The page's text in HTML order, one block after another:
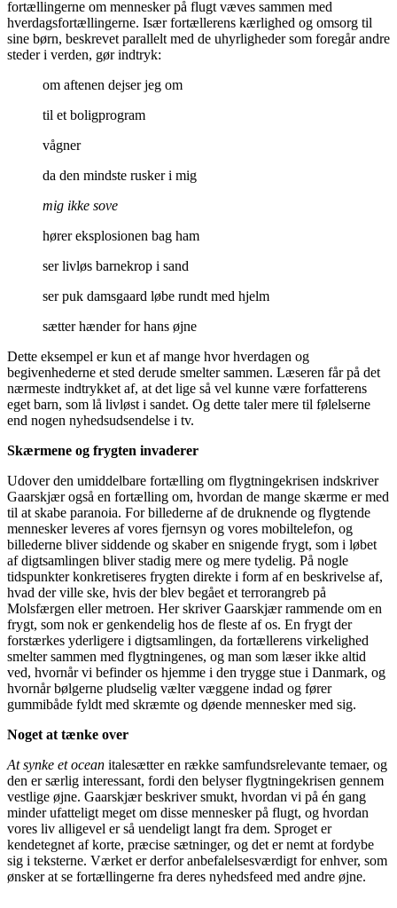
fortællingerne om mennesker på flugt væves sammen med
hverdagsfortællingerne. Især fortællerens kærlighed og omsorg til
sine børn, beskrevet parallelt med de uhyrligheder som foregår andre
steder i verden, gør indtryk:
om aftenen dejser jeg om
til et boligprogram
vågner
da den mindste rusker i mig
mig ikke sove
hører eksplosionen bag ham
ser livløs barnekrop i sand
ser puk damsgaard løbe rundt med hjelm
sætter hænder for hans øjne
Dette eksempel er kun et af mange hvor hverdagen og
begivenhederne et sted derude smelter sammen. Læseren får på det
nærmeste indtrykket af, at det lige så vel kunne være forfatterens
eget barn, som lå livløst i sandet. Og dette taler mere til følelserne
end nogen nyhedsudsendelse i tv.
Skærmene og frygten invaderer
Udover den umiddelbare fortælling om flygtningekrisen indskriver
Gaarskjær også en fortælling om, hvordan de mange skærme er med
til at skabe paranoia. For billederne af de druknende og flygtende
mennesker leveres af vores fjernsyn og vores mobiltelefon, og
billederne bliver siddende og skaber en snigende frygt, som i løbet
af digtsamlingen bliver stadig mere og mere tydelig. På nogle
tidspunkter konkretiseres frygten direkte i form af en beskrivelse af,
hvad der ville ske, hvis der blev begået et terrorangreb på
Molsfærgen eller metroen. Her skriver Gaarskjær rammende om en
frygt, som nok er genkendelig hos de fleste af os. En frygt der
forstærkes yderligere i digtsamlingen, da fortællerens virkelighed
smelter sammen med flygtningenes, og man som læser ikke altid
ved, hvornår vi befinder os hjemme i den trygge stue i Danmark, og
hvornår bølgerne pludselig vælter væggene indad og fører
gummibåde fyldt med skræmte og døende mennesker med sig.
Noget at tænke over
At synke et ocean italesætter en række samfundsrelevante temaer, og
den er særlig interessant, fordi den belyser flygtningekrisen gennem
vestlige øjne. Gaarskjær beskriver smukt, hvordan vi på én gang
minder ufatteligt meget om disse mennesker på flugt, og hvordan
vores liv alligevel er så uendeligt langt fra dem. Sproget er
kendetegnet af korte, præcise sætninger, og det er nemt at fordybe
sig i teksterne. Værket er derfor anbefalelsesværdigt for enhver, som
ønsker at se fortællingerne fra deres nyhedsfeed med andre øjne.